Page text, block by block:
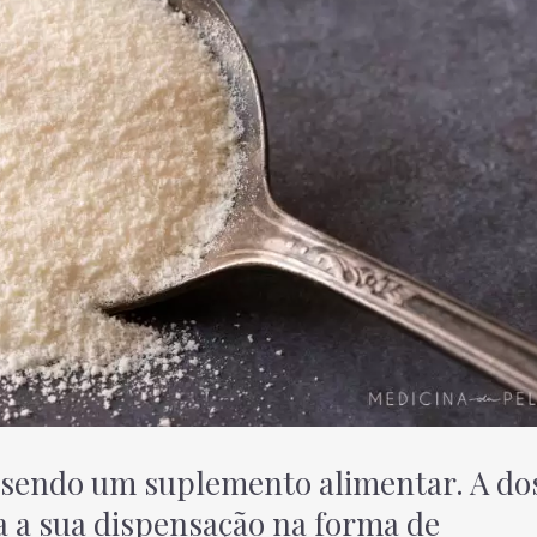
um suplemento alimentar. A
sua dispensação na forma de